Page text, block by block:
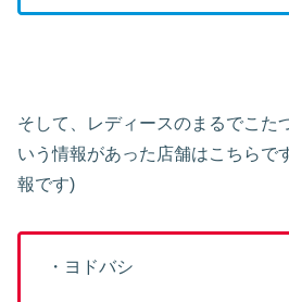
そして、レディースのまるでこた
いう情報があった店舗はこちらで
報です)
・ヨドバシ